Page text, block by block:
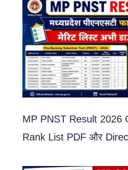
MP PNST Result 2026
Rank List PDF और